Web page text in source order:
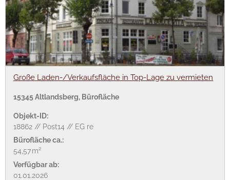
Große Laden-/Verkaufsfläche in Top-Lage zu vermieten
15345 Altlandsberg, Bürofläche
Objekt-ID:
18862 // Post14 // EG re
Bürofläche ca.:
54,57 m²
Verfügbar ab:
01.01.2026